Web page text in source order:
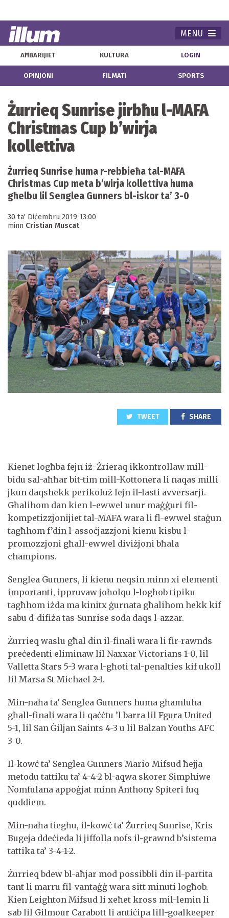
MENU
AĦBARIJIET KULTURA LOGIN
OPINJONI FILMATI SPORTS
Żurrieq Sunrise jirbħu l-MAFA
Christmas Cup b’wirja
kollettiva
Żurrieq Sunrise huma r-rebbieħa tal-MAFA
Christmas Cup meta b’wirja kollettiva huma
għelbu lil Senglea Gunners bl-iskor ta’ 3-0
30 ta' Diċembru 2019 13:00
minn Cristian Muscat
TWEET SHARE
Kienet logħba fejn iż-Żrieraq ikkontrollaw mill-
bidu sal-aħħar bit-tim mill-Kottonera li naqas milli
jkun daqshekk perikoluż lejn il-lasti avversarji.
Għalihom dan kien l-ewwel unur maġġuri fil-
kompetizzjonijiet tal-MAFA wara li fl-ewwel staġun
tagħhom f’din l-assoċjazzjoni kienu kisbu l-
promozzjoni għall-ewwel diviżjoni bħala
champions.
Senglea Gunners, li kienu neqsin minn xi elementi
importanti, ippruvaw joħolqu l-logħob tipiku
tagħhom iżda ma kinitx ġurnata għalihom hekk kif
sabu d-difiża tas-Sunrise soda daqs l-azzar.
Żurrieq waslu għal din il-finali wara li fir-rawnds
preċedenti eliminaw lil Naxxar Victorians 1-0, lil
Valletta Stars 5-3 wara l-għoti tal-penalties kif ukoll
lil Marsa St Michael 2-1.
Min-naħa ta’ Senglea Gunners huma għamluha
għall-finali wara li qaċċtu ’l barra lil Fgura United
5-1, lil San Ġiljan Saints 4-3 u lil Balzan Youths AFC
3-0.
Il-kowċ ta’ Senglea Gunners Mario Mifsud ħejja
metodu tattiku ta’ 4-4-2 bl-aqwa skorer Simphiwe
Nomfulana appoġjat minn Anthony Spiteri fuq
quddiem.
Min-naħa tiegħu, il-kowċ ta’ Żurrieq Sunrise, Kris
Bugeja ddeċieda li jiffolla nofs il-grawnd b’sistema
tattika ta’ 3-4-1-2.
Żurrieq bdew bl-aħjar mod possibbli din il-partita
tant li marru fil-vantaġġ wara sitt minuti logħob.
Kien Leighton Mifsud li xeħet kross mil-lemin li
sab lil Gilmour Carabott li antiċipa lill-goalkeeper